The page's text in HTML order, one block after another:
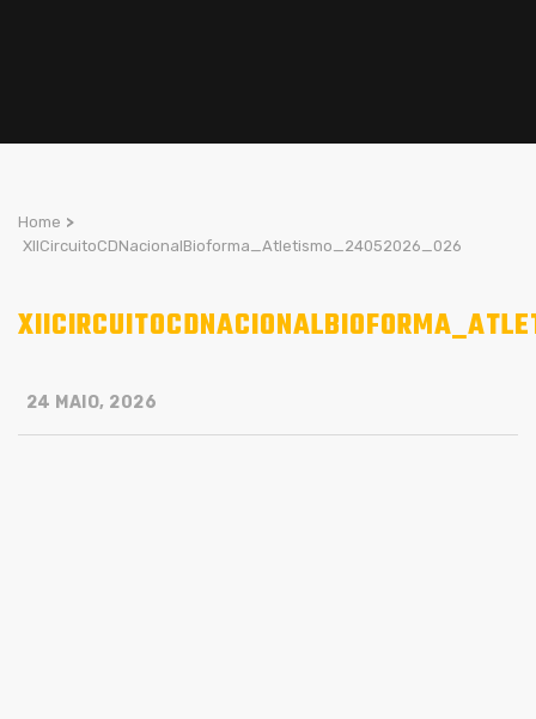
Home >
XIICircuitoCDNacionalBioforma_Atletismo_24052026_026
24 MAIO, 2026